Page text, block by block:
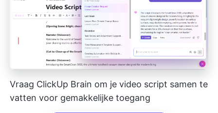
Vraag ClickUp Brain om je video script samen te
vatten voor gemakkelijke toegang